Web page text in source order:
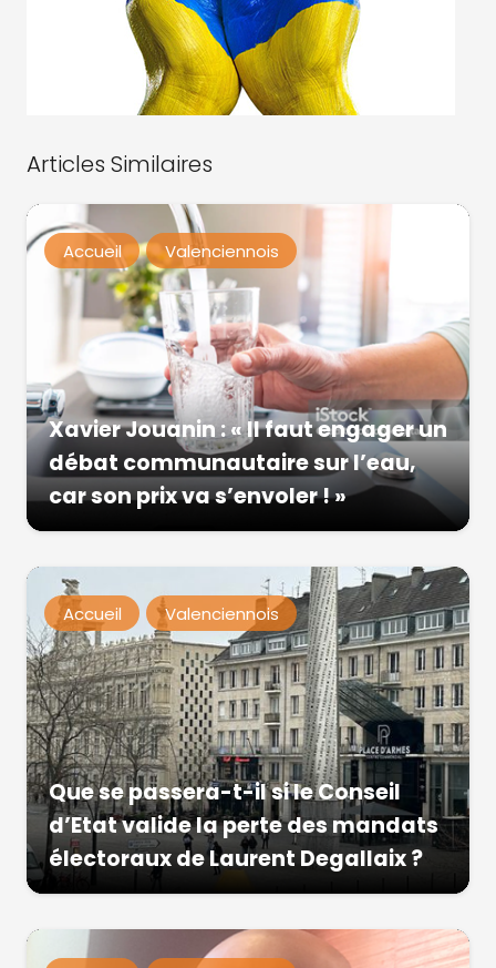
Articles Similaires
Accueil Valenciennois
Xavier Jouanin : « Il faut engager un
débat communautaire sur l’eau,
car son prix va s’envoler ! »
Accueil Valenciennois
Que se passera-t-il si le Conseil
d’Etat valide la perte des mandats
électoraux de Laurent Degallaix ?